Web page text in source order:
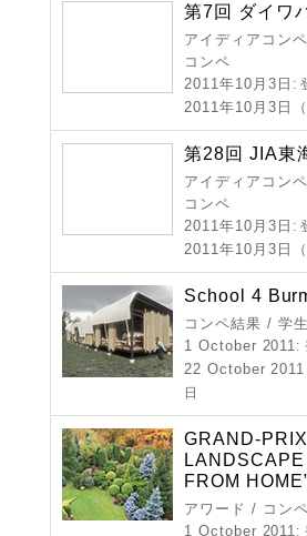
第7回 ダイワ
アイディアコン
コンペ
2011年10月3日 :
2011年10月3日
第28回 JIA東
アイディアコン
コンペ
2011年10月3日 :
2011年10月3日
School 4
コンペ結果 / 学
1 October 2011:
22 October
日
GRAND-
FROM
アワード / コン
1 October 2011: